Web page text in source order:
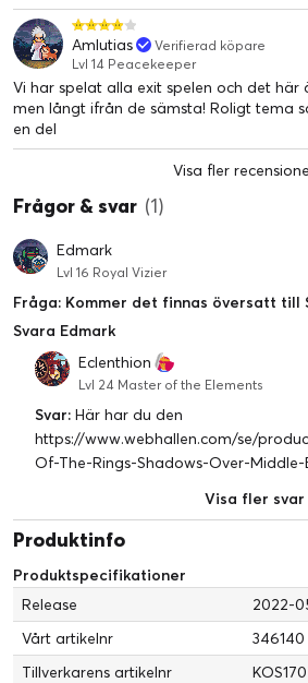
Amlutias
Verifierad köpare
Lvl 14 Peacekeeper
Vi har spelat alla exit spelen och det här
men långt ifrån de sämsta! Roligt tema
en del
Visa fler
Frågor & svar (1)
Edmark
Lvl 16 Royal Vizier
Fråga: Kommer det finnas översatt till
Svara Edmark
Eclenthion
Lvl 24 Master of the Elements
Svar: Här har du den
https://www.webhallen.com/se/
Of-The-Rings-Shadows-Over-Middle-
Visa fler svar
Produktinfo
Produktspecifikationer
Release
2022-
Vårt artikelnr
346140
Tillverkarens artikelnr